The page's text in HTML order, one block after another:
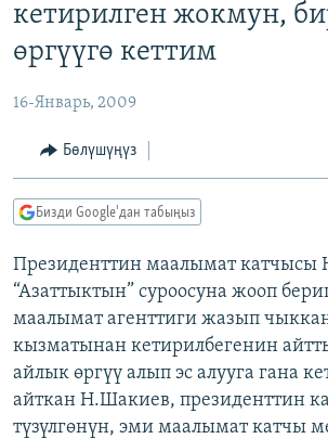
МАДАНИЯТ
УКРАИНА
ТВ ПРОГРАММАЛАР
БҮГҮН АЗАТТЫКТА
ДАНИСТЕ
АЗАТТЫК+
ЫҢГАЙСЫЗ СУРООЛОР
ПОДКАСТ
кетирилген жокмун,
өргүүгө кеттим
16-Январь, 2009
Бөлүшүңүз
Бизди Google'дан табыңыз
Президенттин маалымат катчысы
“Азаттыктын” суроосуна жооп
маалымат агенттиги жазып
кызматынан кетирилбегенин
айлык өргүү алып эс алууга гана
айткан Н.Шакиев, президенттин
түзүлгөнүн, эми маалымат катчы